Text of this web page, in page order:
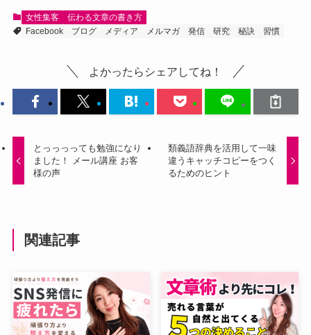
女性集客
伝わる文章の書き方
Facebook
ブログ メディア メルマガ 発信 研究 秘訣 習慣
よかったらシェアしてね！
とっっっっても勉強になり
ました！ メール講座 お客
様の声
類義語辞典を活用して一味
違うキャッチコピーをつく
るためのヒント
関連記事